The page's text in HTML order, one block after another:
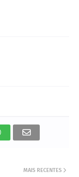
MAIS RECENTES